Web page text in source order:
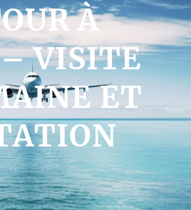
À
– VISITE
ET